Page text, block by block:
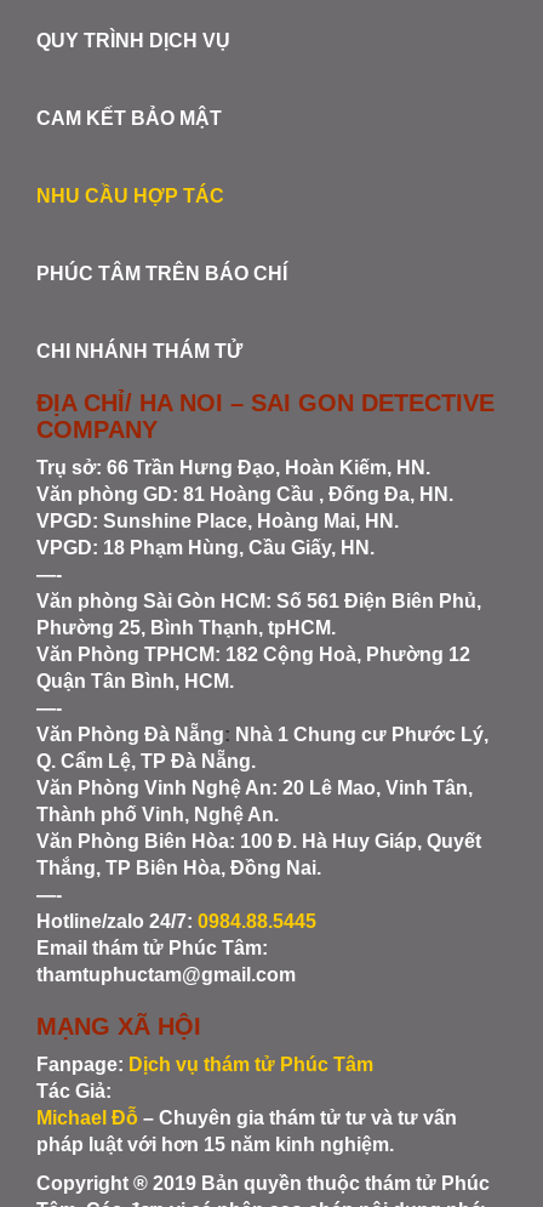
QUY TRÌNH DỊCH VỤ
CAM KẾT BẢO MẬT
NHU CẦU HỢP TÁC
PHÚC TÂM TRÊN BÁO CHÍ
CHI NHÁNH THÁM TỬ
ĐỊA CHỈ/ HA NOI – SAI GON DETECTIVE
COMPANY
Trụ sở: 66 Trần Hưng Đạo, Hoàn Kiếm, HN.
Văn phòng GD: 81 Hoàng Cầu , Đống Đa, HN.
VPGD: Sunshine Place, Hoàng Mai, HN.
VPGD: 18 Phạm Hùng, Cầu Giấy, HN.
—-
Văn phòng Sài Gòn HCM: Số 561 Điện Biên Phủ,
Phường 25, Bình Thạnh, tpHCM.
Văn Phòng TPHCM: 182 Cộng Hoà, Phường 12
Quận Tân Bình, HCM.
—-
Văn Phòng Đà Nẵng: Nhà 1 Chung cư Phước Lý,
Q. Cẩm Lệ, TP Đà Nẵng.
Văn Phòng Vinh Nghệ An: 20 Lê Mao, Vinh Tân,
Thành phố Vinh, Nghệ An.
Văn Phòng Biên Hòa: 100 Đ. Hà Huy Giáp, Quyết
Thắng, TP Biên Hòa, Đồng Nai.
—-
Hotline/zalo 24/7: 0984.88.5445
Email thám tử Phúc Tâm:
thamtuphuctam@gmail.com
MẠNG XÃ HỘI
Fanpage: Dịch vụ thám tử Phúc Tâm
Tác Giả:
Michael Đỗ – Chuyên gia thám tử tư và tư vấn
pháp luật với hơn 15 năm kinh nghiệm.
Copyright ® 2019 Bản quyền thuộc thám tử Phúc